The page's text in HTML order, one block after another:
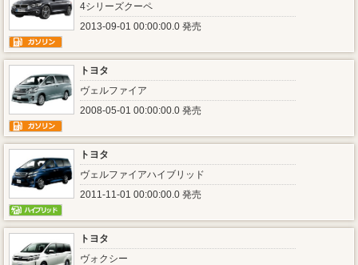
4シリーズクーペ
2013-09-01 00:00:00.0 発売
トヨタ
ヴェルファイア
2008-05-01 00:00:00.0 発売
トヨタ
ヴェルファイアハイブリッド
2011-11-01 00:00:00.0 発売
トヨタ
ヴォクシー